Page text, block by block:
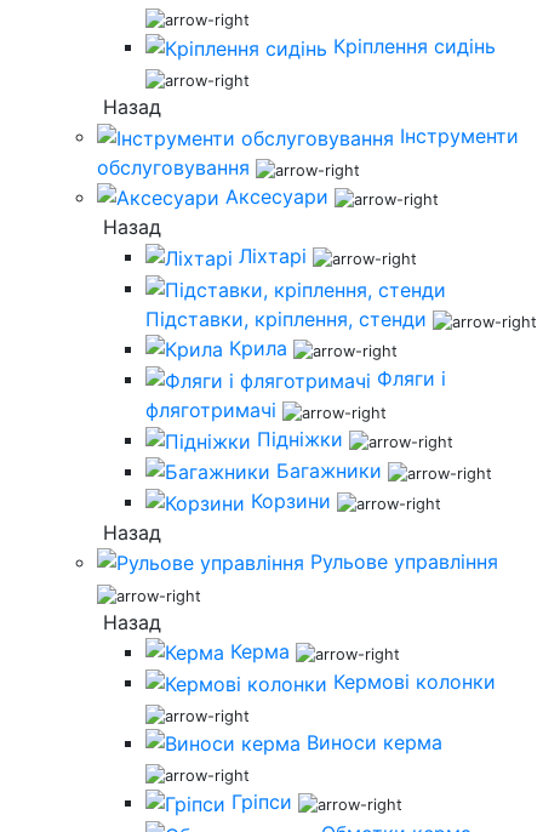
Кріплення сидінь
Назад
Інструменти
обслуговування
Аксесуари
Назад
Ліхтарі
Підставки, кріплення, стенди
Крила
Фляги і
фляготримачі
Підніжки
Багажники
Корзини
Назад
Рульове управління
Назад
Керма
Кермові колонки
Виноси керма
Гріпси